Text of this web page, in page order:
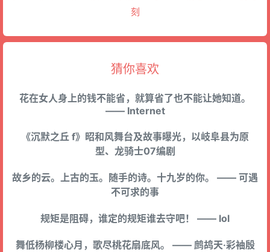
刻
猜你喜欢
花在女人身上的钱不能省，就算省了也不能让她知道。
—— Internet
《沉默之丘 f》昭和风舞台及故事曝光，以岐阜县为原
型、龙骑士07编剧
故乡的云。上古的玉。随手的诗。十九岁的你。 —— 可遇
不可求的事
规矩是阻碍，谁定的规矩谁去守吧！ —— lol
舞低杨柳楼心月，歌尽桃花扇底风。 —— 鹧鸪天·彩袖殷